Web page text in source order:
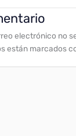
electrónico no
están marcados